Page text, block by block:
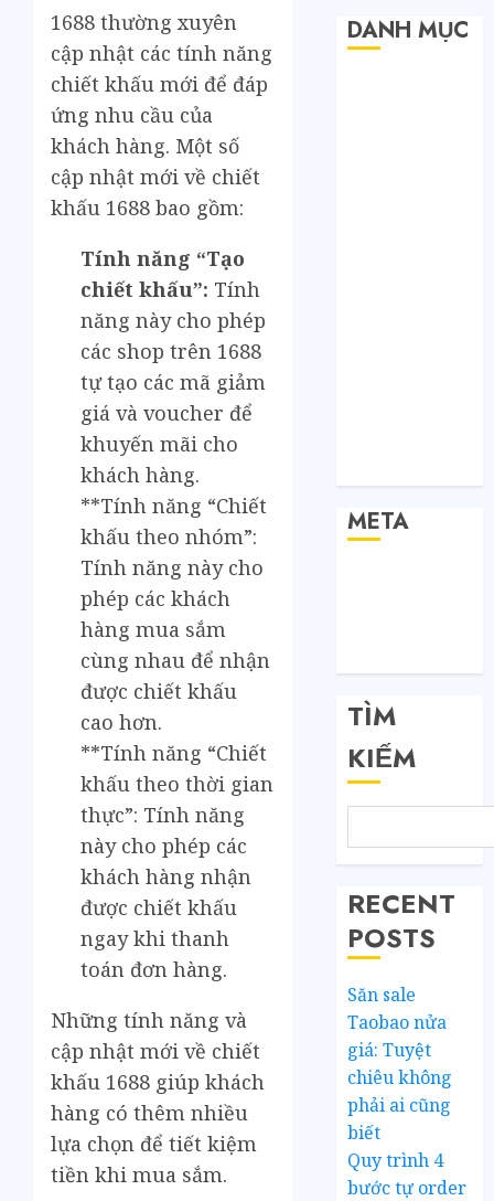
1688 thường xuyên
cập nhật các tính năng
chiết khấu mới để đáp
ứng nhu cầu của
khách hàng. Một số
cập nhật mới về chiết
khấu 1688 bao gồm:
Tính năng “Tạo
chiết khấu”: Tính
năng này cho phép
các shop trên 1688
tự tạo các mã giảm
giá và voucher để
khuyến mãi cho
khách hàng.
**Tính năng “Chiết
khấu theo nhóm”:
Tính năng này cho
phép các khách
hàng mua sắm
cùng nhau để nhận
được chiết khấu
cao hơn.
**Tính năng “Chiết
khấu theo thời gian
thực”: Tính năng
này cho phép các
khách hàng nhận
được chiết khấu
ngay khi thanh
toán đơn hàng.
Những tính năng và
cập nhật mới về chiết
khấu 1688 giúp khách
hàng có thêm nhiều
lựa chọn để tiết kiệm
tiền khi mua sắm.
DANH MỤC
META
TÌM
KIẾM
RECENT
POSTS
Săn sale
Taobao nửa
giá: Tuyệt
chiêu không
phải ai cũng
biết
Quy trình 4
bước tự order